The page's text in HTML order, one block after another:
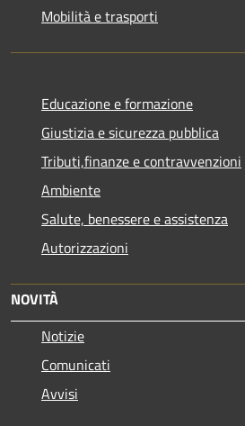
Mobilità e trasporti
Educazione e formazione
Giustizia e sicurezza pubblica
Tributi,finanze e contravvenzioni
Ambiente
Salute, benessere e assistenza
Autorizzazioni
NOVITÀ
Notizie
Comunicati
Avvisi